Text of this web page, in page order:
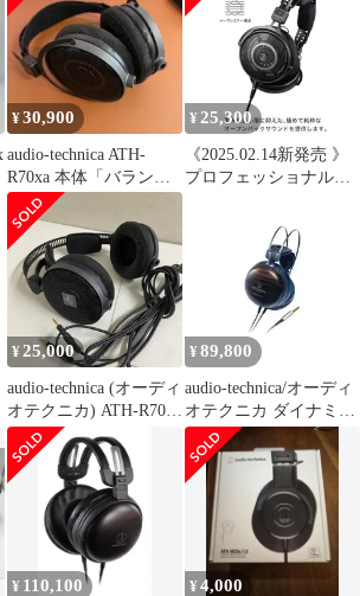
¥30,900
audio-technica ATH-
R70xa 本体「バランス
ケーブル」
¥ 25,300
《2025.02.14新発売 》
プロフェッショナルオ
ンスヘッドホン audio-
technica オーディオテク
ニカ ATH-R50x
¥25,000
audio-technica (オーディ
オテクニカ) ATH-R70x
ベッドホン
¥ 89,800
audio-technica/オーディ
オテクニカ ダイナミッ
クヘッドホン ハイレゾ
音源対応 ATH-W5000
¥ 110,100 ¥4,000